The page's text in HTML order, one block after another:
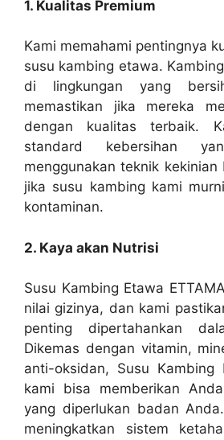
1. Kualitas Premium
Kami memahami pentingnya
susu kambing etawa.
di lingkungan yang
memastikan jika mereka
dengan kualitas terbaik.
standard kebersihan
menggunakan teknik
jika susu kambing kami
kontaminan.
2. Kaya akan Nutrisi
Susu Kambing Etawa
nilai gizinya, dan kami
penting dipertahankan
Dikemas dengan vitamin,
anti-oksidan, Susu Kambing
kami bisa memberikan
yang diperlukan badan
meningkatkan sistem